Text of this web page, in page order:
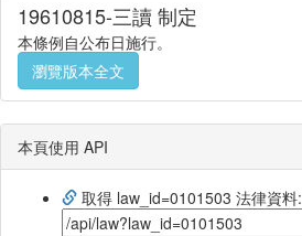
19610815-三讀 制定
本條例自公布日施行。
瀏覽版本全文
本頁使用 API
取得 law_id=0101503 法律資料: